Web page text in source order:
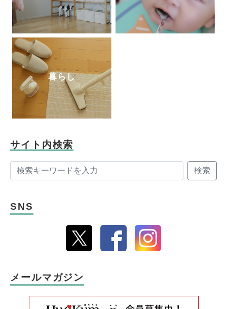
暮らし
サイト内検索
検索
SNS
メールマガジン